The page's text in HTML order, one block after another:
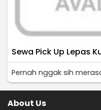
Sewa Pick Up Lepas
Pernah nggak sih
About Us